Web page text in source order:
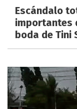
Escándalo
importantes
boda de Tini